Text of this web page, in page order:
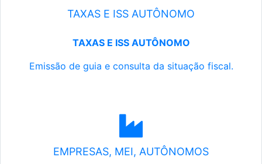
TAXAS E ISS AUTÔNOMO
TAXAS E ISS AUTÔNOMO
Emissão de guia e consulta da situação fiscal.
EMPRESAS, MEI, AUTÔNOMOS